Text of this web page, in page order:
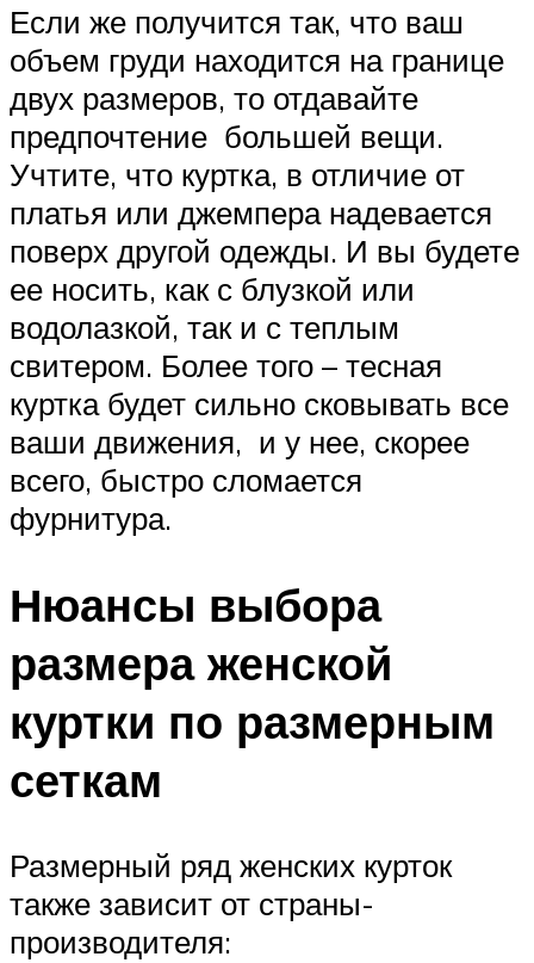
Если же получится так, что ваш
объем груди находится на границе
двух размеров, то отдавайте
предпочтение большей вещи.
Учтите, что куртка, в отличие от
платья или джемпера надевается
поверх другой одежды. И вы будете
ее носить, как с блузкой или
водолазкой, так и с теплым
свитером. Более того – тесная
куртка будет сильно сковывать все
ваши движения, и у нее, скорее
всего, быстро сломается
фурнитура.
Нюансы выбора
размера женской
куртки по размерным
сеткам
Размерный ряд женских курток
также зависит от страны-
производителя: